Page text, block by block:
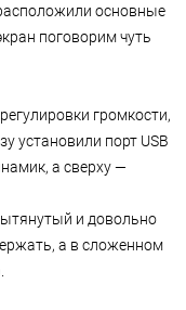
основные
поговорим чуть
громкости,
установили порт USB
а сверху —
и довольно
а в сложенном